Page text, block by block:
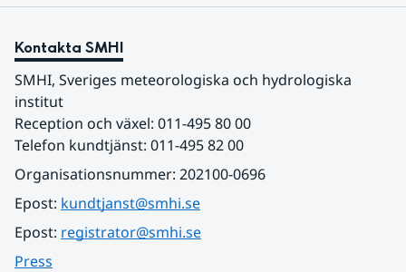
Kontakta SMHI
SMHI, Sveriges meteorologiska och hydrologiska
institut
Reception och växel: 011-495 80 00
Telefon kundtjänst: 011-495 82 00
Organisationsnummer: 202100-0696
Epost: kundtjanst@smhi.se
Epost: registrator@smhi.se
Press